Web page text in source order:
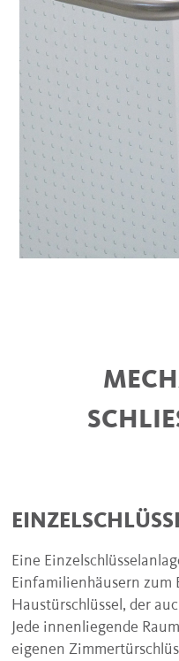
Eine
Einfamilienhäusern zum
Haustürschlüssel, der
Jede innenliegende
eigenen